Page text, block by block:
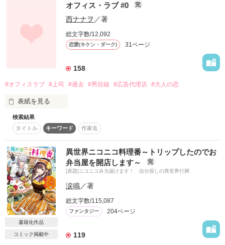
☆　☆氷川真紗兎さま　☆　☆
「雨宮さんといると、雨の日が好きになります」
その言葉に、陽菜は自分の心がまたひとつ満たされていくのを
感じた。
嬉しいこと。
好きという気持ち。
日常の中で積み重なる小さな出来事が、
二人の世界を“好きでいっぱい”にしていく。
そして陽菜は気づく。
恋は怖いものじゃなくて、
誰かと一緒に歩くための、優しい気持ちなのだと。
雨の日も、晴れの日も。
カフェの香りも、帰り道の静けさも。
全部が二人の思い出になっていく。
“好きが止まらない”恋の続きは、
“好きでいっぱい”の毎日へと変わっていく。
読んで頂けますと
幸いです。
合わないと思われましたら
直ぐに退出されて下さい。
宜しくお願い致します。
※※Mamo※※で、ございました。
******　これより　******
この人となら·····
一生、共に生きて行きたい·····と
結婚したはず·····なのに
夫は、私への関心がなくなり
仕事····仕事·····
オフィス・ラブ #0 完
西ナナヲ ／著
総文字数/12,092
恋愛(キケン・ダーク) 31ページ
158
#オフィスラブ #上司 #過去 #男目線 #広告代理店 #大人の恋
表紙を見る
何を求めていいのか
わからず
求められているものには
薄々気づいて
だけど、それは自分には
向かないのだと
そう思っていた
検索結果
タイトル
キーワード 作家名
書籍化作品
コミック掲載中
異世界ニコニコ料理番～トリップしたのでお
弁当屋を開店します～
完
[原題]ニコニコ弁当届けます！ 自分探しの異世界行脚
涙鳴／著
総文字数/115,087
ファンタジー 204ページ
119